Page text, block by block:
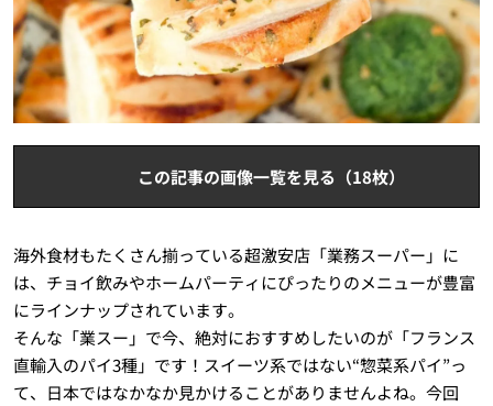
この記事の画像一覧を見る（18枚）
海外食材もたくさん揃っている超激安店「業務スーパー」に
は、チョイ飲みやホームパーティにぴったりのメニューが豊富
にラインナップされています。
そんな「業スー」で今、絶対におすすめしたいのが「フランス
直輸入のパイ3種」です！スイーツ系ではない“惣菜系パイ”っ
て、日本ではなかなか見かけることがありませんよね。今回